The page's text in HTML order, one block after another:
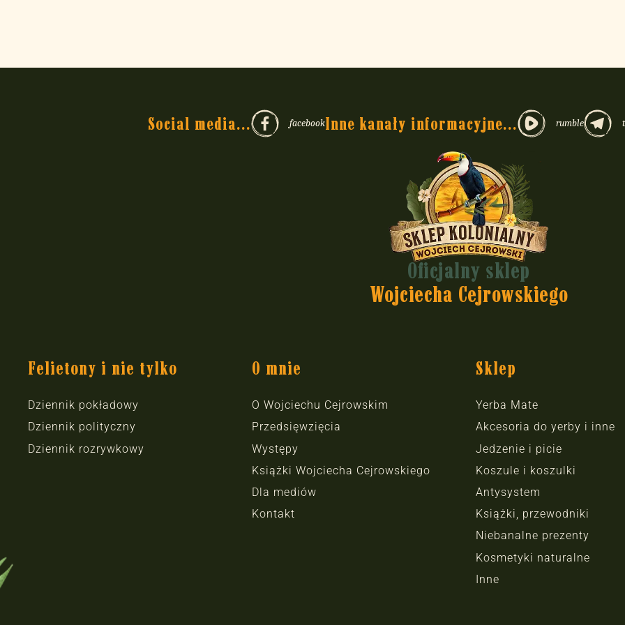
Social media... facebookInne kanały informacyjne... rumble
Oficjalny sklep
Wojciecha Cejrowskiego
Felietony i nie tylko
Dziennik pokładowy
Dziennik polityczny
Dziennik rozrywkowy
O mnie
O Wojciechu Cejrowskim
Przedsięwzięcia
Występy
Książki Wojciecha Cejrowskiego
Dla mediów
Kontakt
Sklep
Yerba Mate
Akcesoria do yerby i inne
Jedzenie i picie
Koszule i koszulki
Antysystem
Książki, przewodniki
Niebanalne prezenty
Kosmetyki naturalne
Inne